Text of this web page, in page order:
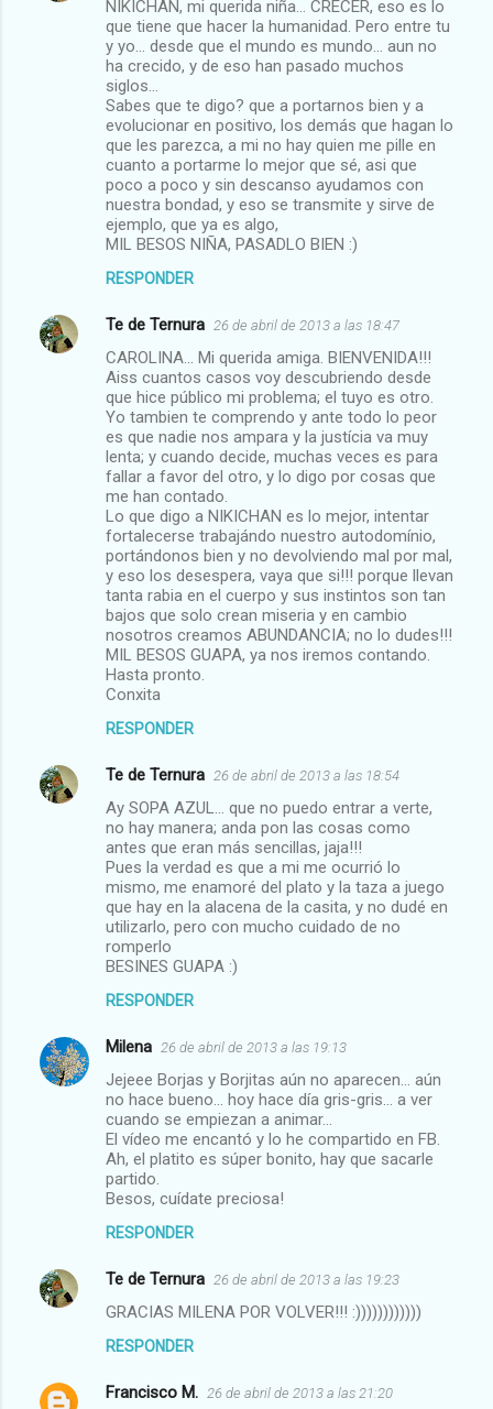
NIKICHAN, mi querida niña... CRECER, eso es lo
que tiene que hacer la humanidad. Pero entre tu
y yo... desde que el mundo es mundo... aun no
ha crecido, y de eso han pasado muchos
siglos...
Sabes que te digo? que a portarnos bien y a
evolucionar en positivo, los demás que hagan lo
que les parezca, a mi no hay quien me pille en
cuanto a portarme lo mejor que sé, asi que
poco a poco y sin descanso ayudamos con
nuestra bondad, y eso se transmite y sirve de
ejemplo, que ya es algo,
MIL BESOS NIÑA, PASADLO BIEN :)
RESPONDER
Te de Ternura 26 de abril de 2013 a las 18:47
CAROLINA... Mi querida amiga. BIENVENIDA!!!
Aiss cuantos casos voy descubriendo desde
que hice público mi problema; el tuyo es otro.
Yo tambien te comprendo y ante todo lo peor
es que nadie nos ampara y la justícia va muy
lenta; y cuando decide, muchas veces es para
fallar a favor del otro, y lo digo por cosas que
me han contado.
Lo que digo a NIKICHAN es lo mejor, intentar
fortalecerse trabajándo nuestro autodomínio,
portándonos bien y no devolviendo mal por mal,
y eso los desespera, vaya que si!!! porque llevan
tanta rabia en el cuerpo y sus instintos son tan
bajos que solo crean miseria y en cambio
nosotros creamos ABUNDANCIA; no lo dudes!!!
MIL BESOS GUAPA, ya nos iremos contando.
Hasta pronto.
Conxita
RESPONDER
Te de Ternura 26 de abril de 2013 a las 18:54
Ay SOPA AZUL... que no puedo entrar a verte,
no hay manera; anda pon las cosas como
antes que eran más sencillas, jaja!!!
Pues la verdad es que a mi me ocurrió lo
mismo, me enamoré del plato y la taza a juego
que hay en la alacena de la casita, y no dudé en
utilizarlo, pero con mucho cuidado de no
romperlo
BESINES GUAPA :)
RESPONDER
Milena 26 de abril de 2013 a las 19:13
Jejeee Borjas y Borjitas aún no aparecen... aún
no hace bueno... hoy hace día gris-gris... a ver
cuando se empiezan a animar...
El vídeo me encantó y lo he compartido en FB.
Ah, el platito es súper bonito, hay que sacarle
partido.
Besos, cuídate preciosa!
RESPONDER
Te de Ternura 26 de abril de 2013 a las 19:23
GRACIAS MILENA POR VOLVER!!! :))))))))))))
RESPONDER
Francisco M. 26 de abril de 2013 a las 21:20